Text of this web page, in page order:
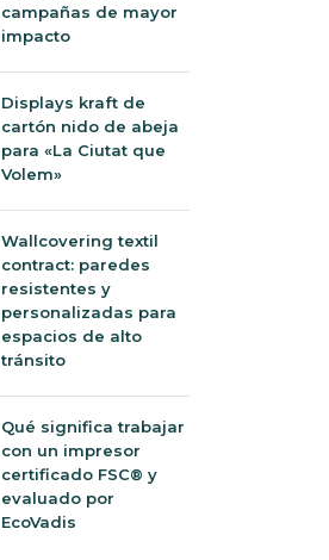
campañas de mayor
impacto
Displays kraft de
cartón nido de abeja
para «La Ciutat que
Volem»
Wallcovering textil
contract: paredes
resistentes y
personalizadas para
espacios de alto
tránsito
Qué significa trabajar
con un impresor
certificado FSC® y
evaluado por
EcoVadis